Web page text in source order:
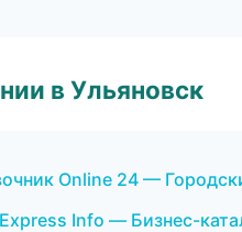
в Ульяновск
Online 24 —
Info — Бизнес-